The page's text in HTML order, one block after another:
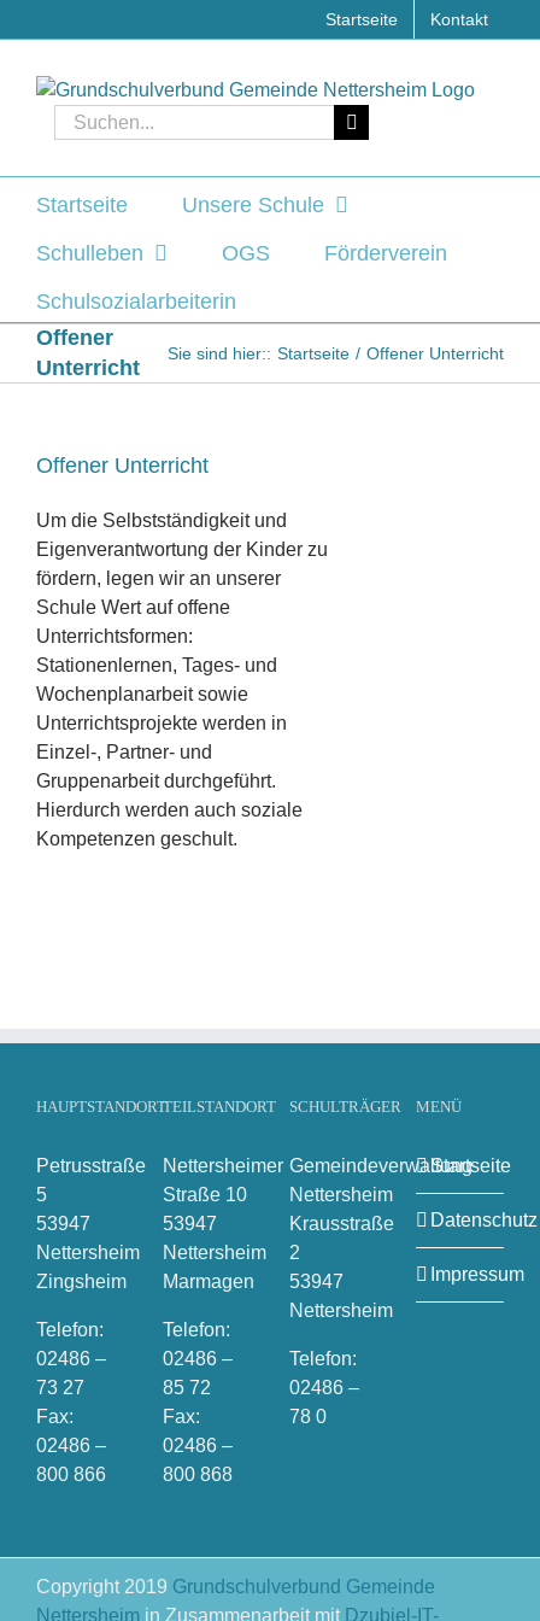
Inhalt
Startseite Kontakt
Suche
nach:
Startseite
Unsere Schule
Schulleben
OGS
Förderverein
Schulsozialarbeiterin
Offener
Unterricht
Sie sind hier:: Startseite Offener Unterricht
Offener Unterricht
Um die Selbstständigkeit und
Eigenverantwortung der Kinder zu
fördern, legen wir an unserer
Schule Wert auf offene
Unterrichtsformen:
Stationenlernen, Tages- und
Wochenplanarbeit sowie
Unterrichtsprojekte werden in
Einzel-, Partner- und
Gruppenarbeit durchgeführt.
Hierdurch werden auch soziale
Kompetenzen geschult.
HAUPTSTANDORT
Petrusstraße
5
53947
Nettersheim
Zingsheim
Telefon:
02486 –
73 27
Fax:
02486 –
800 866
TEILSTANDORT
Nettersheimer
Straße 10
53947
Nettersheim
Marmagen
Telefon:
02486 –
85 72
Fax:
02486 –
800 868
SCHULTRÄGER
Gemeindeverwaltung
Nettersheim
Krausstraße
2
53947
Nettersheim
Telefon:
02486 –
78 0
MENÜ
Startseite
Datenschutz
Impressum
Copyright 2019 Grundschulverbund Gemeinde
Nettersheim in Zusammenarbeit mit Dzubiel-IT-